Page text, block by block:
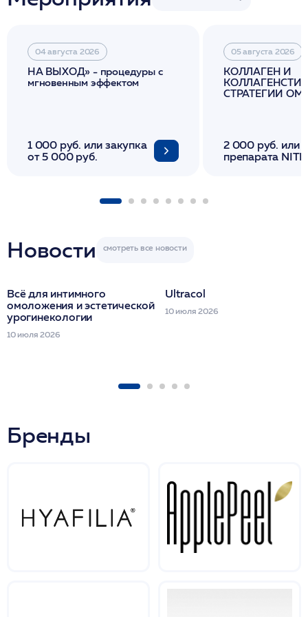
04 августа 2026
НА ВЫХОД» - процедуры с
мгновенным эффектом
1 000 руб. или закупка
от 5 000 руб.
05 августа 2026
КОЛЛАГЕН И
СТРАТЕГИИ
2 000 руб. или
препарата
Новости
Всё для интимного
омоложения и эстетической
урогинекологии
10 июля 2026
Ultracol
10 июля 2026
Бренды